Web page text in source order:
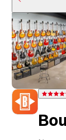
Note